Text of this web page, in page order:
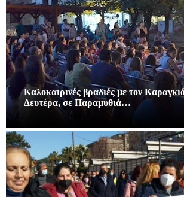
Καλοκαιρινές βραδιές με τον
Δευτέρα, σε Παραμυθιά…